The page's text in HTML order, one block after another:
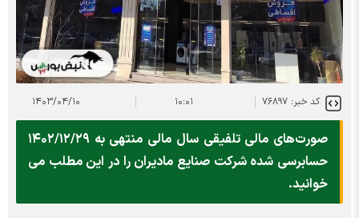
کد خبر: ۷۶۸۹۷ ۱۰:۰۱ ۱۴۰۳/۰۴/۱۰
صورت‌های مالی تلفیقی سال مالی منتهی به ۱۴۰۲/۱۲/۲۹
حسابرسی شده شرکت صنایع مادیران را در این مطلب می
خوانید.